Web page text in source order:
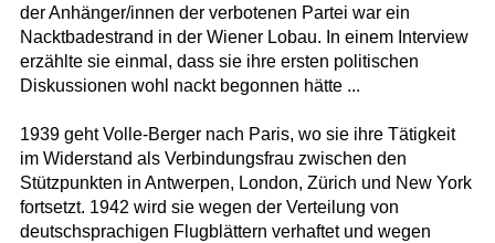
der Anhänger/innen der verbotenen Partei war ein
Nacktbadestrand in der Wiener Lobau. In einem Interview
erzählte sie einmal, dass sie ihre ersten politischen
Diskussionen wohl nackt begonnen hätte ...
1939 geht Volle-Berger nach Paris, wo sie ihre Tätigkeit
im Widerstand als Verbindungsfrau zwischen den
Stützpunkten in Antwerpen, London, Zürich und New York
fortsetzt. 1942 wird sie wegen der Verteilung von
deutschsprachigen Flugblättern verhaftet und wegen